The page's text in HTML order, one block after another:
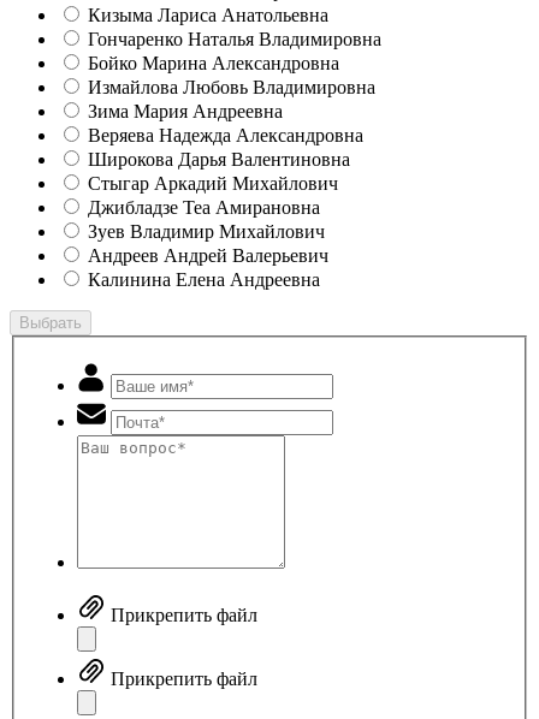
Кизыма Лариса Анатольевна
Гончаренко Наталья Владимировна
Бойко Марина Александровна
Измайлова Любовь Владимировна
Зима Мария Андреевна
Веряева Надежда Александровна
Широкова Дарья Валентиновна
Стыгар Аркадий Михайлович
Джибладзе Теа Амирановна
Зуев Владимир Михайлович
Андреев Андрей Валерьевич
Калинина Елена Андреевна
Выбрать
Прикрепить файл
Прикрепить файл